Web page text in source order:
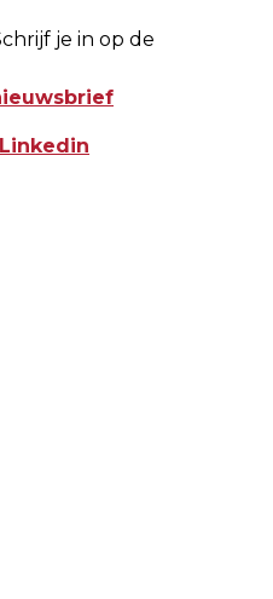
je in op de
Linkedin